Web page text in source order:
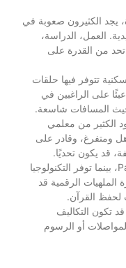
يجد الكثيرون صعوبة في
العمل، الدراسة،
تحد من القدرة على
تتوفر فيها حلقات
على الراغبين في
المسافات شاسعة.
الكثير من معلمي
ومتفرغ، وقادر على
قد يكون تحديًا.
**التشتت الرقمي:**Paradoxically، بينما توفر التكنولوجيا
الملهيات الرقمية قد
لحفظ القرآن.
تكون التكاليف
أو الرسوم